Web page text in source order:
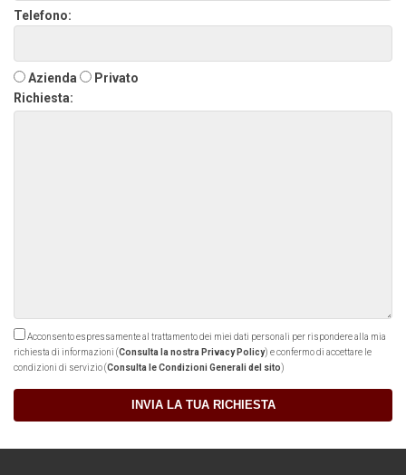
Telefono:
Azienda
Privato
Richiesta:
Acconsento espressamente al trattamento dei miei dati personali per rispondere alla mia
richiesta di informazioni (Consulta la nostra Privacy Policy) e confermo di accettare le
condizioni di servizio (Consulta le Condizioni Generali del sito)
INVIA LA TUA RICHIESTA